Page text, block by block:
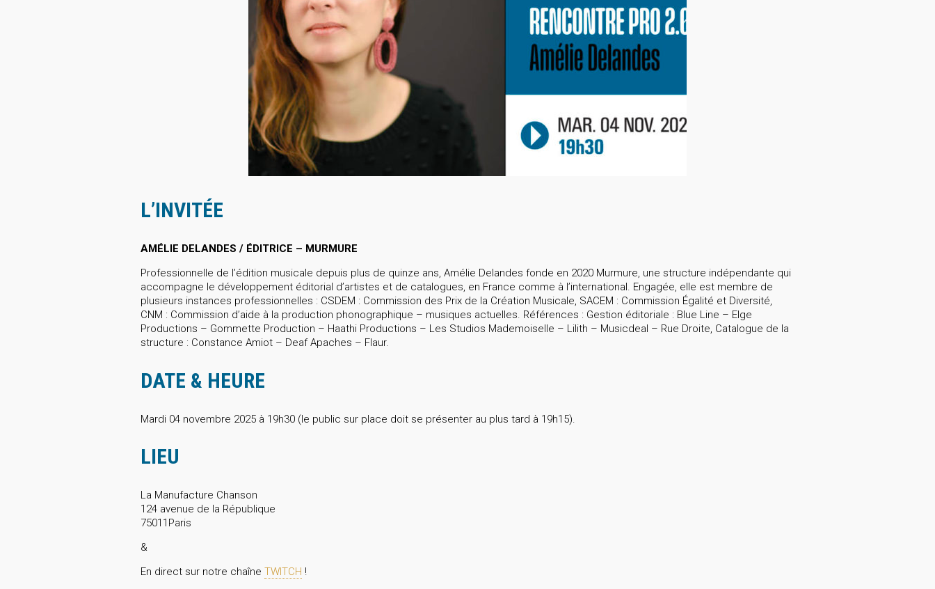
L’INVITÉE
AMÉLIE DELANDES / ÉDITRICE – MURMURE
Professionnelle de l’édition musicale depuis plus de quinze ans, Amélie Delandes fonde en 2020 Murmure, une structure indépendante qui
accompagne le développement éditorial d’artistes et de catalogues, en France comme à l’international. Engagée, elle est membre de
plusieurs instances professionnelles : CSDEM : Commission des Prix de la Création Musicale, SACEM : Commission Égalité et Diversité,
CNM : Commission d’aide à la production phonographique – musiques actuelles. Références : Gestion éditoriale : Blue Line – Elge
Productions – Gommette Production – Haathi Productions – Les Studios Mademoiselle – Lilith – Musicdeal – Rue Droite, Catalogue de la
structure : Constance Amiot – Deaf Apaches – Flaur.
DATE & HEURE
Mardi 04 novembre 2025 à 19h30 (le public sur place doit se présenter au plus tard à 19h15).
LIEU
La Manufacture Chanson
124 avenue de la République
75011Paris
&
En direct sur notre chaîne TWITCH !